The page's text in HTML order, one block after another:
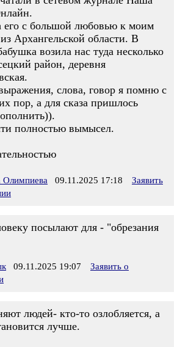
его с большой любовью к моим
Архангельской области. В
возила нас туда несколько
район, деревня
слова, говор я помню с
пор, а для сказа пришлось
полностью вымысел.
Олимпиева 09.11.2025 17:18
Заявить
посылают для - "обрезания
09.11.2025 19:07
Заявить о
людей- кто-то озлобляется, а
лучше.